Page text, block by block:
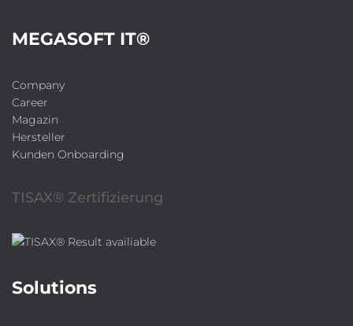
MEGASOFT IT®
Company
Career
Magazin
Hersteller
Kunden Onboarding
TISAX® Zertifizierung
Solutions